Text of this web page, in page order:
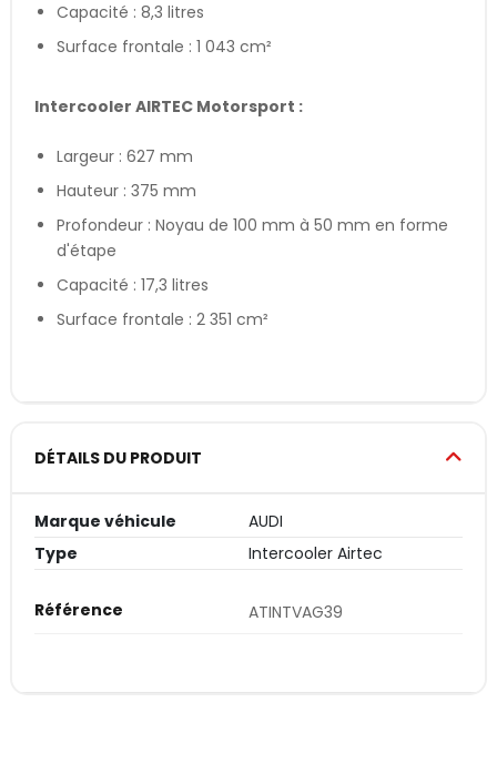
Capacité : 8,3 litres
Surface frontale : 1 043 cm²
Intercooler AIRTEC Motorsport :
Largeur : 627 mm
Hauteur : 375 mm
Profondeur : Noyau de 100 mm à 50 mm en forme
d'étape
Capacité : 17,3 litres
Surface frontale : 2 351 cm²
DÉTAILS DU PRODUIT
Marque véhicule
AUDI
Type
Intercooler Airtec
Référence ATINTVAG39